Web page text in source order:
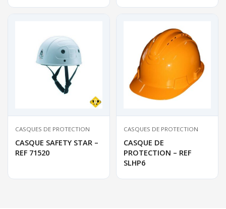
CASQUES DE PROTECTION
CASQUE SAFETY STAR –
REF 71520
CASQUES DE PROTECTION
CASQUE DE
PROTECTION – REF
SLHP6